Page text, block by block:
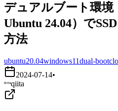
デュアルブート環境
Ubuntu 24.04）で
方法
ubuntu20.04windows11dual-boot
2024-07-14•
qiita